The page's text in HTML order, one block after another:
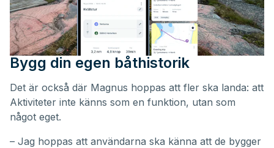
Bygg din egen båthistorik
Det är också där Magnus hoppas att fler ska landa: att
Aktiviteter inte känns som en funktion, utan som
något eget.
– Jag hoppas att användarna ska känna att de bygger